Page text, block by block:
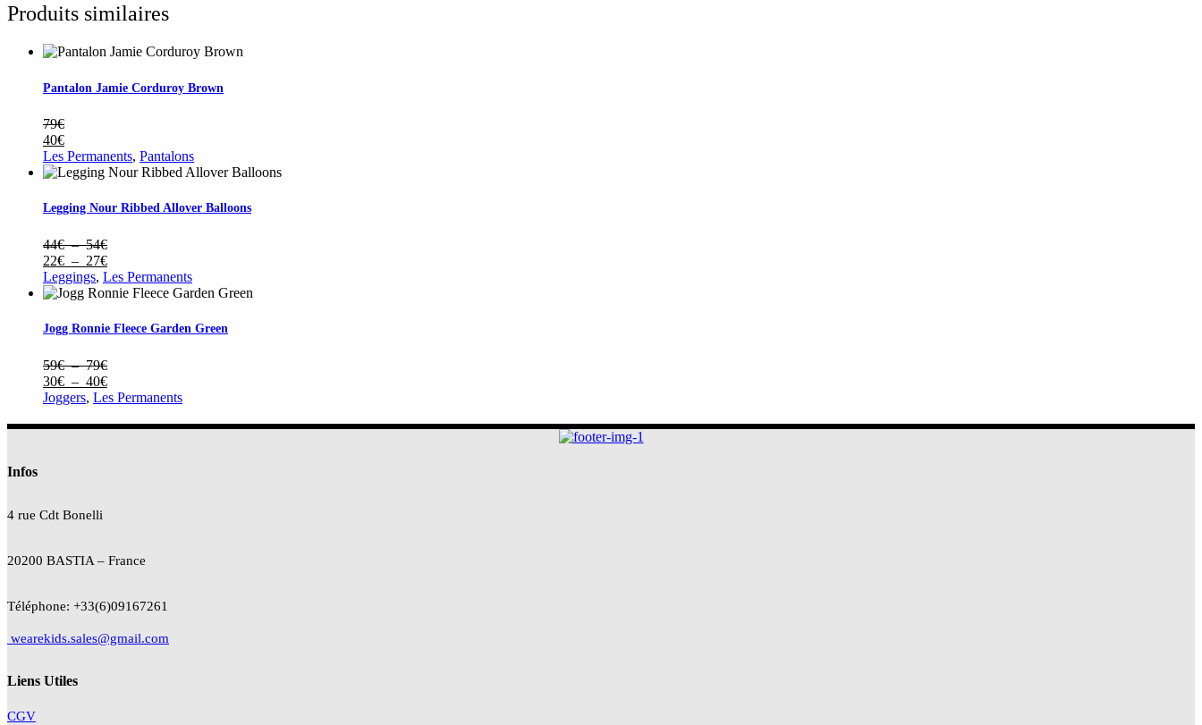
Produits similaires
Pantalon Jamie Corduroy Brown
79€
40€
Les Permanents, Pantalons
Legging Nour Ribbed Allover Balloons
44€ – 54€Plage
de
prix :
44€
54€
22€ – 27€Plage
de
prix :
à
Leggings, Les Permanents
Jogg Ronnie Fleece Garden Green
59€ – 79€Plage
de
prix :
à
30€ – 40€Plage
de
30€
Joggers, Les Permanents
Infos
4 rue Cdt Bonelli
20200 BASTIA – France
Téléphone: +33(6)09167261
wearekids.sales@gmail.com
Liens Utiles
CGV